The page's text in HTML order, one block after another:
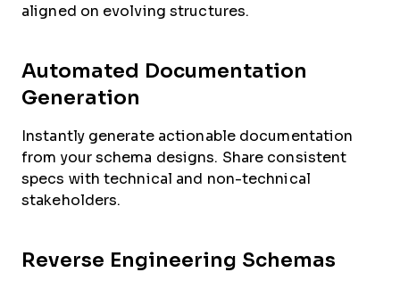
aligned on evolving structures.
Automated Documentation
Generation
Instantly generate actionable documentation
from your schema designs. Share consistent
specs with technical and non-technical
stakeholders.
Reverse Engineering Schemas